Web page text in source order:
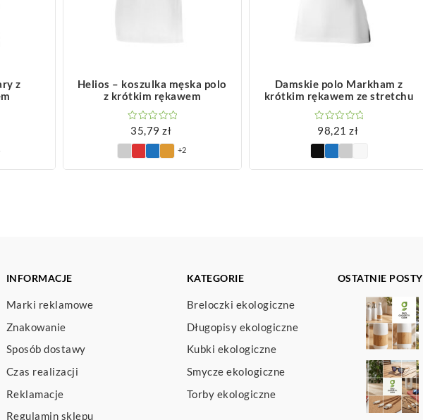
z
Helios – koszulka męska polo
z krótkim rękawem
35,79zł
+2
Damskie polo Markham z
krótkim rękawem ze stretchu
98,21zł
INFORMACJE
Marki reklamowe
Znakowanie
Sposób dostawy
Czas realizacji
Reklamacje
Regulamin sklepu
KATEGORIE
Breloczki ekologiczne
Długopisy ekologiczne
Kubki ekologiczne
Smycze ekologiczne
Torby ekologiczne
OSTATNIE POSTY